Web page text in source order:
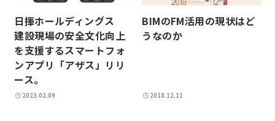
日揮ホールディングス
建設現場の安全文化向上
を支援するスマートフォ
ンアプリ「アザス」リリ
ース。
2023.02.09
BIMのFM活用の現状はど
うなのか
2018.12.11